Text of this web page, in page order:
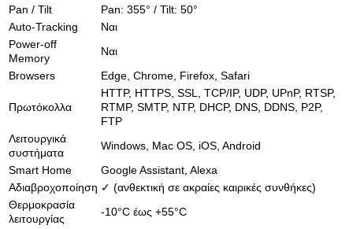
Pan / Tilt
Pan: 355° / Tilt: 50°
Auto-Tracking
Ναι
Power-off
Memory
Ναι
Browsers
Edge, Chrome, Firefox, Safari
Πρωτόκολλα
HTTP, HTTPS, SSL, TCP/IP, UDP, UPnP, RTSP,
RTMP, SMTP, NTP, DHCP, DNS, DDNS, P2P,
FTP
Λειτουργικά
συστήματα
Windows, Mac OS, iOS, Android
Smart Home
Google Assistant, Alexa
Αδιαβροχοποίηση ✓ (ανθεκτική σε ακραίες καιρικές συνθήκες)
Θερμοκρασία
λειτουργίας
-10°C έως +55°C